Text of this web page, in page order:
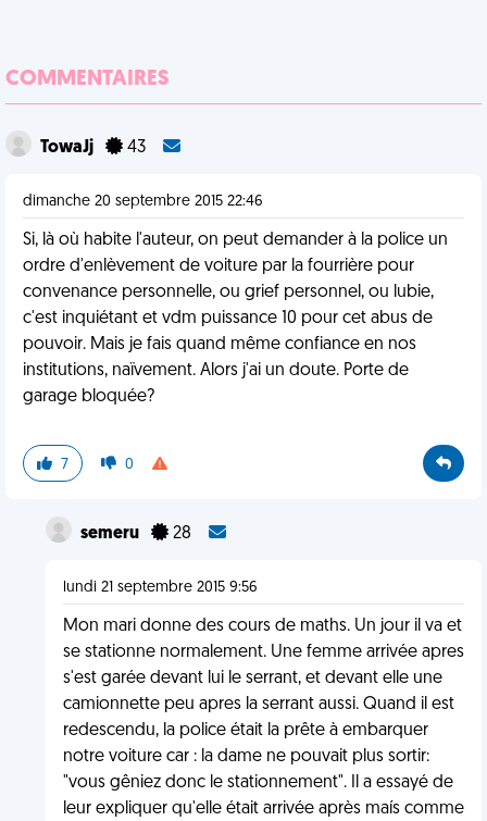
COMMENTAIRES
TowaJj 43
dimanche 20 septembre 2015 22:46
Si, là où habite l'auteur, on peut demander à la police un
ordre d'enlèvement de voiture par la fourrière pour
convenance personnelle, ou grief personnel, ou lubie,
c'est inquiétant et vdm puissance 10 pour cet abus de
pouvoir. Mais je fais quand même confiance en nos
institutions, naïvement. Alors j'ai un doute. Porte de
garage bloquée?
7 0
semeru 28
lundi 21 septembre 2015 9:56
Mon mari donne des cours de maths. Un jour il va et
se stationne normalement. Une femme arrivée apres
s'est garée devant lui le serrant, et devant elle une
camionnette peu apres la serrant aussi. Quand il est
redescendu, la police était la prête à embarquer
notre voiture car : la dame ne pouvait plus sortir:
"vous gêniez donc le stationnement". Il a essayé de
leur expliquer qu'elle était arrivée après maís comme